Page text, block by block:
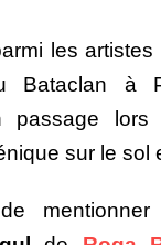
les
Bataclan à
passage
sur le sol
mentionner